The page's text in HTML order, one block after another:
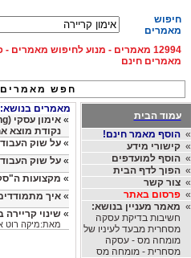
חיפוש
מאמרים
12994 מאמרים - מנוע לחיפוש מאמרים
מאמרים חינם
חפש
עמוד הבית
»הוסף מאמר חינם!
»קישורי מידע
»הוסף למועדפים
»הפוך לדף הבית
»צור קשר
»פרסום באתר
» מאמר מעניין בנושא:
חשיבות בדיקת עסקה
מסחרית מבעד לעיניו של
מומחה מס - עסקה
מסחרית - מומחה מס
מאמרים בנושא:
»
נקודת מוצא
» על שוק
» על שוק
» מקצועות
» איך
» שינוי קריירה
מאת:מיקה רוט